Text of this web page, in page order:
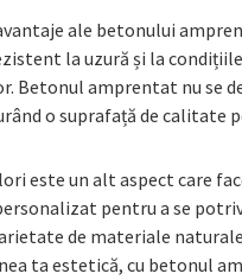
ale betonului
la uzură și la
Betonul amprentat nu se
o suprafață de calitate
este un alt aspect care
pentru a se
de materiale
ta estetică, cu betonul